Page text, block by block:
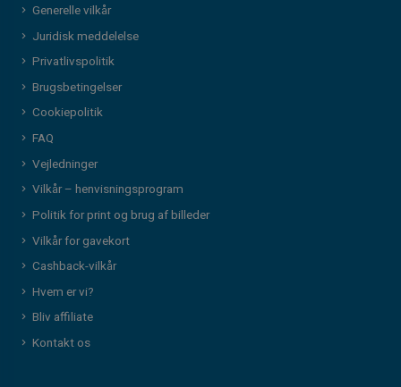
Generelle vilkår
Juridisk meddelelse
Privatlivspolitik
Brugsbetingelser
Cookiepolitik
FAQ
Vejledninger
Vilkår – henvisningsprogram
Politik for print og brug af billeder
Vilkår for gavekort
Cashback-vilkår
Hvem er vi?
Bliv affiliate
Kontakt os